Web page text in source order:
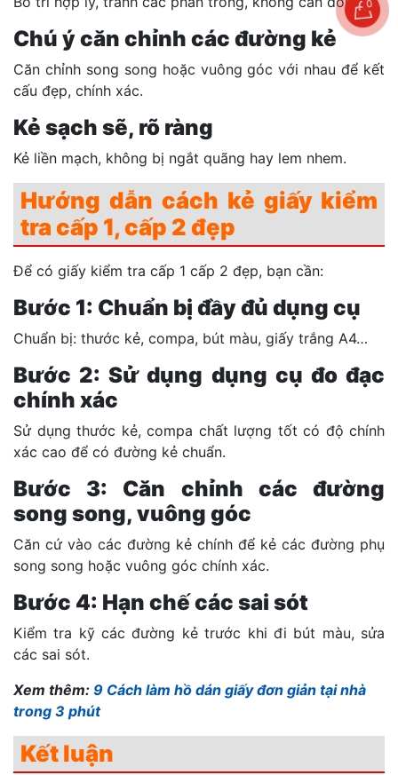
Chú ý căn chỉnh các đường kẻ
Căn chỉnh song song hoặc vuông góc với nhau để kết
cấu đẹp, chính xác.
Kẻ sạch sẽ, rõ ràng
Kẻ liền mạch, không bị ngắt quãng hay lem nhem.
Hướng dẫn cách kẻ giấy kiểm
tra cấp 1, cấp 2 đẹp
Để có giấy kiểm tra cấp 1 cấp 2 đẹp, bạn cần:
Bước 1: Chuẩn bị đầy đủ dụng cụ
Chuẩn bị: thước kẻ, compa, bút màu, giấy trắng A4…
Bước 2: Sử dụng dụng cụ đo đạc
chính xác
Sử dụng thước kẻ, compa chất lượng tốt có độ chính
xác cao để có đường kẻ chuẩn.
Bước 3: Căn chỉnh các đường
song song, vuông góc
Căn cứ vào các đường kẻ chính để kẻ các đường phụ
song song hoặc vuông góc chính xác.
Bước 4: Hạn chế các sai sót
Kiểm tra kỹ các đường kẻ trước khi đi bút màu, sửa
các sai sót.
Xem thêm: 9 Cách làm hồ dán giấy đơn giản tại nhà
trong 3 phút
Kết luận
0